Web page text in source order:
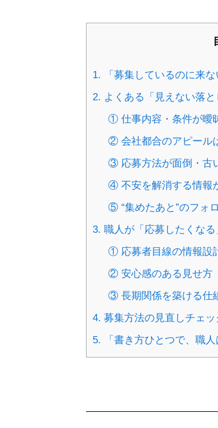
1. 「募集しているのに来
2. よくある「見えない落と
① 仕事内容・条件が曖
② 会社都合のアピール
③ 応募方法が面倒・古
④ 不安を解消する情報
⑤ “集めたあと”のフォ
3. 職人が「応募したくな
① 応募者目線の情報設
② 安心感のある見せ方
③ 長期関係を築ける仕
4. 募集方法の見直しチェッ
5. 「書き方ひとつで、職人